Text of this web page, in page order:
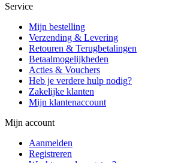
Service
Mijn bestelling
Verzending & Levering
Retouren & Terugbetalingen
Betaalmogelijkheden
Acties & Vouchers
Heb je verdere hulp nodig?
Zakelijke klanten
Mijn klantenaccount
Mijn account
Aanmelden
Registreren